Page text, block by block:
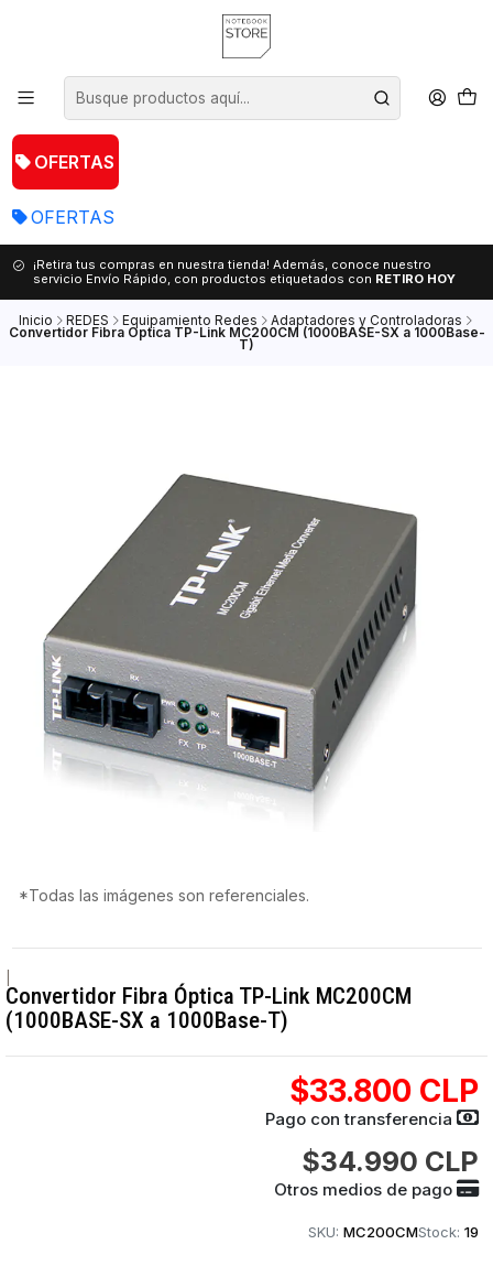
OFERTAS
OFERTAS
¡Retira tus compras en nuestra tienda! Además, conoce nuestro
servicio Envío Rápido, con productos etiquetados con RETIRO HOY
Inicio REDES Equipamiento Redes Adaptadores y Controladoras
Convertidor Fibra Óptica TP-Link MC200CM (1000BASE-SX a 1000Base-
T)
*Todas las imágenes son referenciales.
Convertidor Fibra Óptica TP-Link MC200CM
(1000BASE-SX a 1000Base-T)
$33.800 CLP
Pago con transferencia
$34.990 CLP
Otros medios de pago
SKU: MC200CMStock: 19